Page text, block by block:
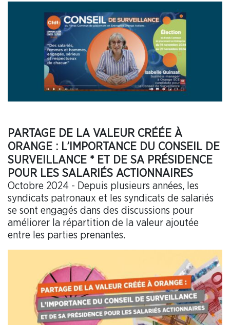
PARTAGE DE LA VALEUR CRÉÉE À
ORANGE : L’IMPORTANCE DU CONSEIL DE
SURVEILLANCE * ET DE SA PRÉSIDENCE
POUR LES SALARIÉS ACTIONNAIRES
Octobre 2024 - Depuis plusieurs années, les
syndicats patronaux et les syndicats de salariés
se sont engagés dans des discussions pour
améliorer la répartition de la valeur ajoutée
entre les parties prenantes.